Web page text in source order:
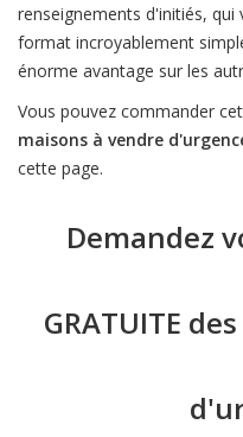
renseignements d'initiés,
format incroyablement
énorme avantage sur les
Vous pouvez commander
maisons à vendre
cette page.
Demandez
GRATUITE